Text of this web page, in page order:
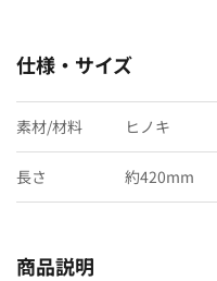
仕様・サイズ
素材/材料 ヒノキ
長さ 約420mm
商品説明